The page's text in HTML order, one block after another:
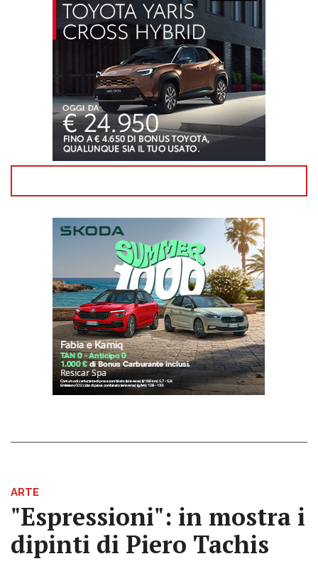
ARTE
"Espressioni": in mostra i
dipinti di Piero Tachis